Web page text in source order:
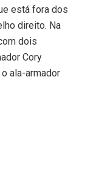
está fora dos
direito. Na
dois
Cory
ala-armador